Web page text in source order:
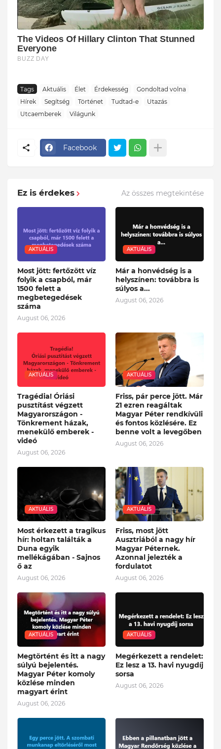
Tags Aktuális Élet Érdekesség
Gondoltad volna
Hírek
Segítség Történet Tudtad-e
Utazás
Utcaemberek
Világunk
Facebook
Ez is érdekes Az összes megtekintése
AKTUÁLIS
Most jött: fertőzött víz
folyik a csapból, már
1500 felett a
megbetegedések
száma
August 06, 2026
AKTUÁLIS
Már a honvédség is a
helyszínen: továbbra is
súlyos a...
August 06, 2026
AKTUÁLIS
Tragédia! Óriási
pusztítást végzett
Magyarországon -
Tönkrement házak,
menekülő emberek -
videó
August 06, 2026
AKTUÁLIS
Friss, pár perce jött. Már
21 ezren reagáltak
Magyar Péter rendkívüli
és fontos közlésére. Ez
benne volt a levegőben
August 06, 2026
AKTUÁLIS
Most érkezett a tragikus
hír: holtan találták a
Duna egyik
mellékágában - Sajnos
ő az
August 06, 2026
AKTUÁLIS
Friss, most jött
Ausztriából a nagy hír
Magyar Péternek.
Azonnal jelezték a
fordulatot
August 06, 2026
AKTUÁLIS
Megtörtént és itt a nagy
súlyú bejelentés.
Magyar Péter komoly
közlése minden
magyart érint
August 06, 2026
AKTUÁLIS
Megérkezett a rendelet:
Ez lesz a 13. havi nyugdíj
sorsa
August 06, 2026